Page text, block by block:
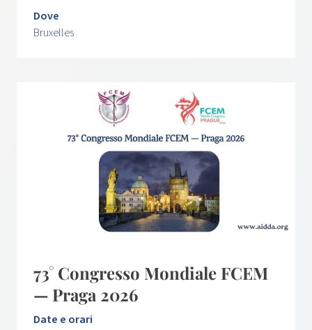
Dove
Bruxelles
73° Congresso Mondiale FCEM
— Praga 2026
Date e orari